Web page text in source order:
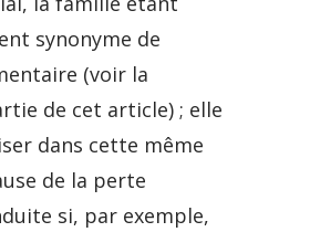
synonyme de
(voir la
de cet article) ; elle
dans cette même
de la perte
si, par exemple,